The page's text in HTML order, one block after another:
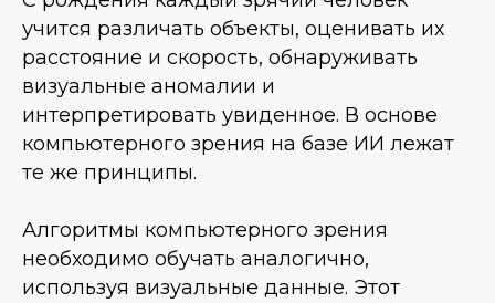
учится различать объекты, оценивать их
расстояние и скорость, обнаруживать
визуальные аномалии и
интерпретировать увиденное. В основе
компьютерного зрения на базе ИИ лежат
те же принципы.
Алгоритмы компьютерного зрения
необходимо обучать аналогично,
используя визуальные данные. Этот